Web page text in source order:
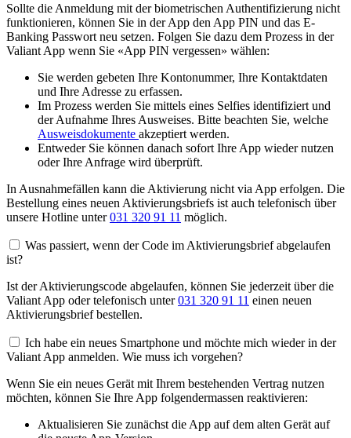
Sollte die Anmeldung mit der biometrischen Authentifizierung nicht
funktionieren, können Sie in der App den App PIN und das E-
Banking Passwort neu setzen. Folgen Sie dazu dem Prozess in der
Valiant App wenn Sie «App PIN vergessen» wählen:
Sie werden gebeten Ihre Kontonummer, Ihre Kontaktdaten
und Ihre Adresse zu erfassen.
Im Prozess werden Sie mittels eines Selfies identifiziert und
der Aufnahme Ihres Ausweises. Bitte beachten Sie, welche
Ausweisdokumente akzeptiert werden.
Entweder Sie können danach sofort Ihre App wieder nutzen
oder Ihre Anfrage wird überprüft.
In Ausnahmefällen kann die Aktivierung nicht via App erfolgen. Die
Bestellung eines neuen Aktivierungsbriefs ist auch telefonisch über
unsere Hotline unter031 320 91 11 möglich.
Was passiert, wenn der Code im Aktivierungsbrief abgelaufen
ist?
Ist der Aktivierungscode abgelaufen, können Sie jederzeit über die
Valiant App oder telefonisch unter031 320 91 11 einen neuen
Aktivierungsbrief bestellen.
Ich habe ein neues Smartphone und möchte mich wieder in der
Valiant App anmelden. Wie muss ich vorgehen?
Wenn Sie ein neues Gerät mit Ihrem bestehenden Vertrag nutzen
möchten, können Sie Ihre App folgendermassen reaktivieren:
Aktualisieren Sie zunächst die App auf dem alten Gerät auf